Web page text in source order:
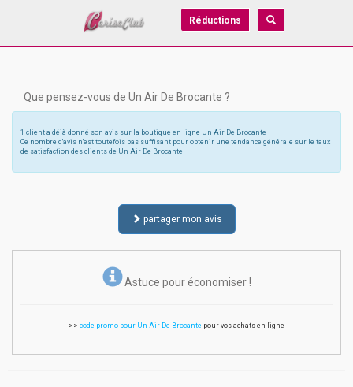
Réductions
Que pensez-vous de Un Air De Brocante ?
1 client a déjà donné son avis sur la boutique en ligne Un Air De Brocante
Ce nombre d'avis n'est toutefois pas suffisant pour obtenir une tendance générale sur le taux
de satisfaction des clients de Un Air De Brocante
partager mon avis
Astuce pour économiser !
>> code promo pour Un Air De Brocante pour vos achats en ligne